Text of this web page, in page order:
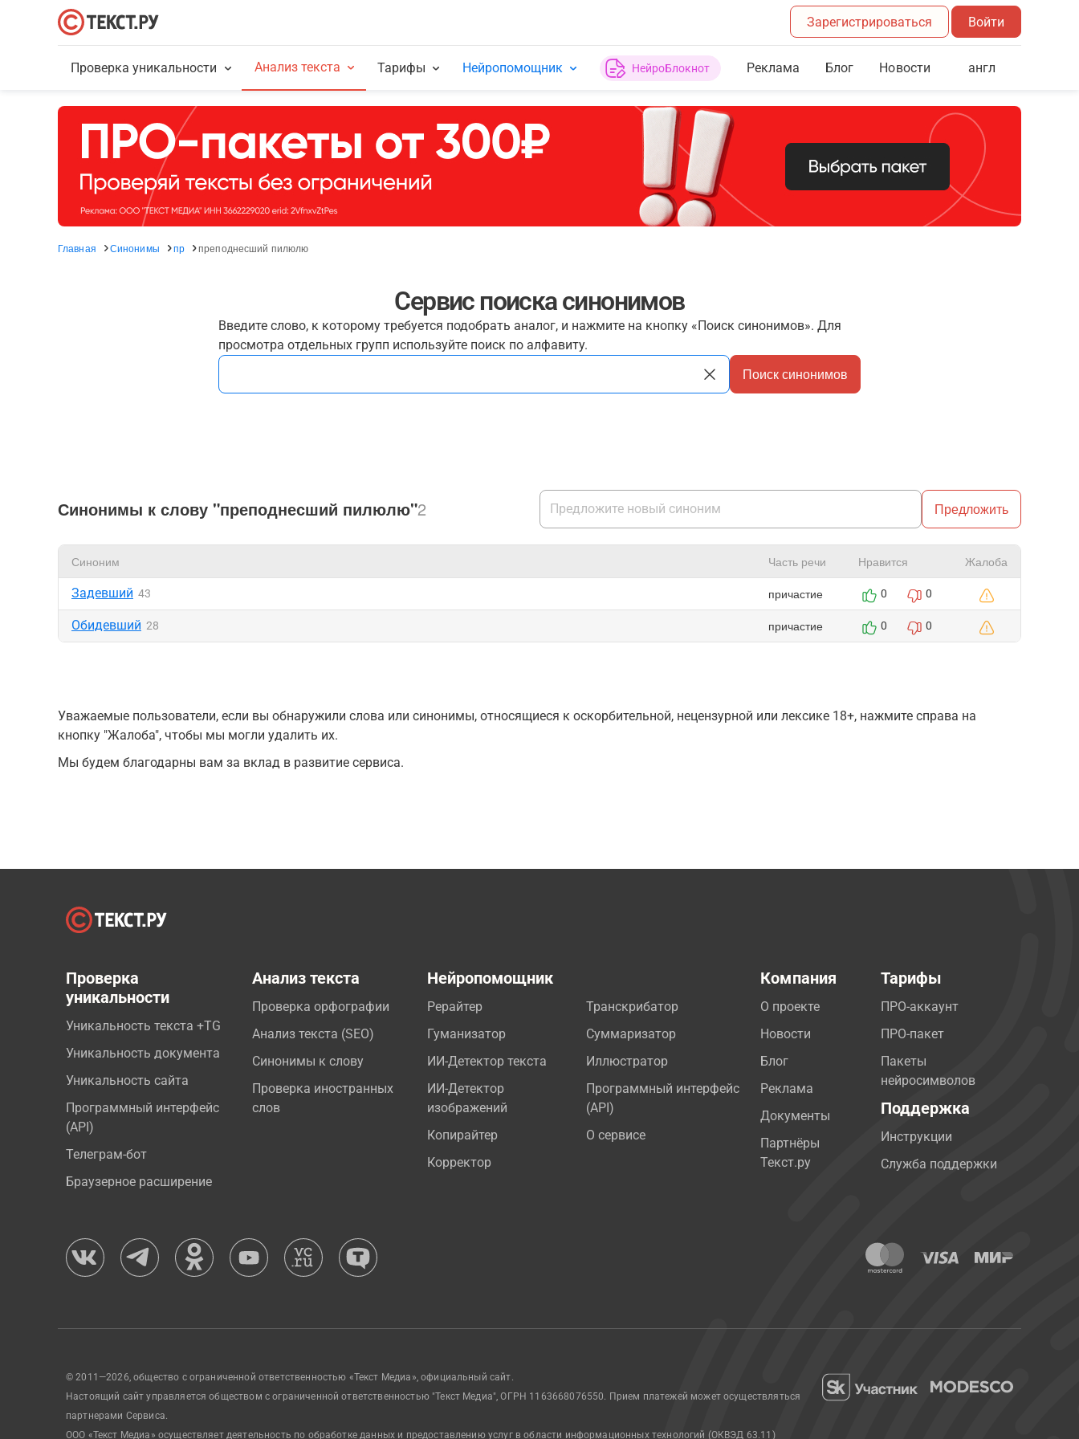
Зарегистрироваться Войти
Проверка уникальности Анализ текста Тарифы Нейропомощник НейроБлокнот Реклама Блог Новости англ
Главная Синонимы пр преподнесший пилюлю
Сервис поиска синонимов
Введите слово, к которому требуется подобрать аналог, и нажмите на кнопку «Поиск синонимов». Для
просмотра отдельных групп используйте поиск по алфавиту.
Поиск синонимов
Синонимы к слову "преподнесший пилюлю"2 Предложить
Синоним Часть речи Нравится Жалоба
Задевший 43 причастие 0 0
Обидевший 28 причастие 0 0
Уважаемые пользователи, если вы обнаружили слова или синонимы, относящиеся к оскорбительной, нецензурной или лексике 18+, нажмите справа на
кнопку "Жалоба", чтобы мы могли удалить их.
Мы будем благодарны вам за вклад в развитие сервиса.
Проверка
уникальности
Уникальность текста +TG
Уникальность документа
Уникальность сайта
Программный интерфейс
(API)
Телеграм-бот
Браузерное расширение
Анализ текста
Проверка орфографии
Анализ текста (SEO)
Синонимы к слову
Проверка иностранных
слов
Нейропомощник
Рерайтер
Гуманизатор
ИИ-Детектор текста
ИИ-Детектор
изображений
Копирайтер
Корректор
Транскрибатор
Суммаризатор
Иллюстратор
Программный интерфейс
(API)
О сервисе
Компания
О проекте
Новости
Блог
Реклама
Документы
Партнёры
Текст.ру
Тарифы
ПРО-аккаунт
ПРО-пакет
Пакеты
нейросимволов
Поддержка
Инструкции
Служба поддержки
© 2011—2026, общество с ограниченной ответственностью «Текст Медиа», официальный сайт.
Настоящий сайт управляется обществом с ограниченной ответственностью "Текст Медиа", ОГРН 1163668076550. Прием платежей может осуществляться
партнерами Сервиса.
ООО «Текст Медиа» осуществляет деятельность по обработке данных и предоставлению услуг в области информационных технологий (ОКВЭД 63.11)